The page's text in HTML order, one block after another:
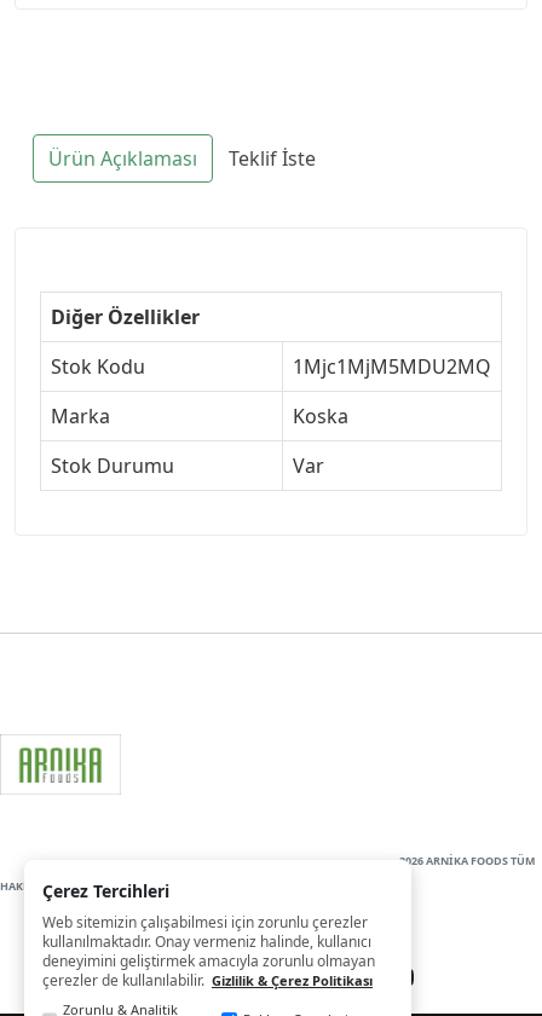
Ürün Açıklaması Teklif İste
Diğer Özellikler
Stok Kodu
1Mjc1MjM5MDU2MQ
Marka
Koska
Stok Durumu
Var
2026 ARNİKA FOODS TÜM
HAKLARI SAKLIDIR
Çerez Tercihleri
Web sitemizin çalışabilmesi için zorunlu çerezler
kullanılmaktadır. Onay vermeniz halinde, kullanıcı
deneyimini geliştirmek amacıyla zorunlu olmayan
çerezler de kullanılabilir. Gizlilik & Çerez Politikası
Zorunlu & Analitik